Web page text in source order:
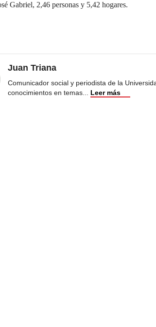
Gabriel, 2,46 personas y 5,42 hogares.
Juan Triana
Comunicador social y periodista de la
conocimientos en temas... Leer más